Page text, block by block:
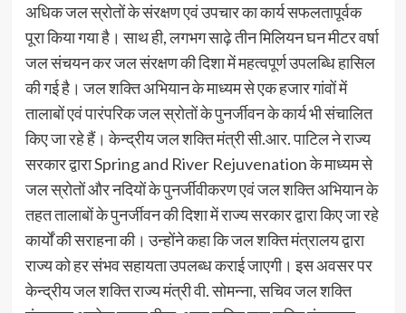
अधिक जल स्रोतों के संरक्षण एवं उपचार का कार्य सफलतापूर्वक
पूरा किया गया है। साथ ही, लगभग साढ़े तीन मिलियन घन मीटर वर्षा
जल संचयन कर जल संरक्षण की दिशा में महत्वपूर्ण उपलब्धि हासिल
की गई है। जल शक्ति अभियान के माध्यम से एक हजार गांवों में
तालाबों एवं पारंपरिक जल स्रोतों के पुनर्जीवन के कार्य भी संचालित
किए जा रहे हैं। केन्द्रीय जल शक्ति मंत्री सी.आर. पाटिल ने राज्य
सरकार द्वारा Spring and River Rejuvenation के माध्यम से
जल स्रोतों और नदियों के पुनर्जीवीकरण एवं जल शक्ति अभियान के
तहत तालाबों के पुनर्जीवन की दिशा में राज्य सरकार द्वारा किए जा रहे
कार्यों की सराहना की। उन्होंने कहा कि जल शक्ति मंत्रालय द्वारा
राज्य को हर संभव सहायता उपलब्ध कराई जाएगी। इस अवसर पर
केन्द्रीय जल शक्ति राज्य मंत्री वी. सोमन्ना, सचिव जल शक्ति